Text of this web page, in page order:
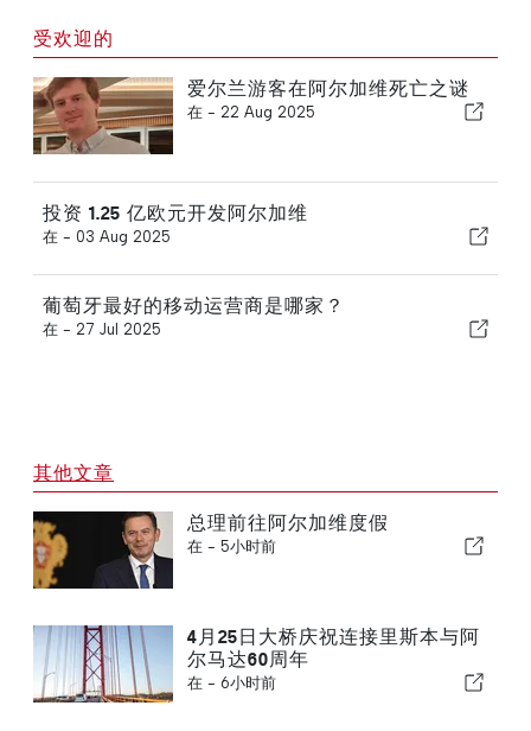
受欢迎的
爱尔兰游客在阿尔加维死亡之谜
在 - 22 Aug 2025
投资 1.25 亿欧元开发阿尔加维
在 - 03 Aug 2025
葡萄牙最好的移动运营商是哪家？
在 - 27 Jul 2025
其他文章
总理前往阿尔加维度假
在 - 5小时前
4月25日大桥庆祝连接里斯本与阿
尔马达60周年
在 - 6小时前